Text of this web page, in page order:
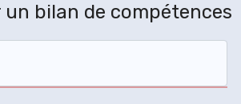
un bilan de compétences